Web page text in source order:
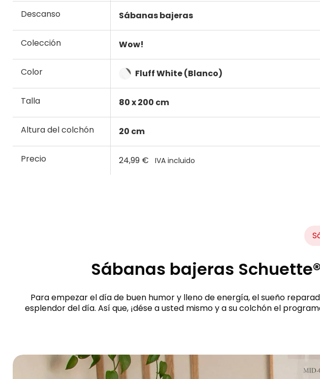
Descanso Sábanas bajeras
Colección Wow!
Color Fluff White (Blanco)
Talla 80 x 200 cm
Altura del colchón 20 cm
Precio 24,99 € IVA incluido
Sábanas bajeras
Para empezar el día de buen humor y lleno de energía, el sueño
esplendor del día. Así que, ¡dése a usted mismo y a su colchón el